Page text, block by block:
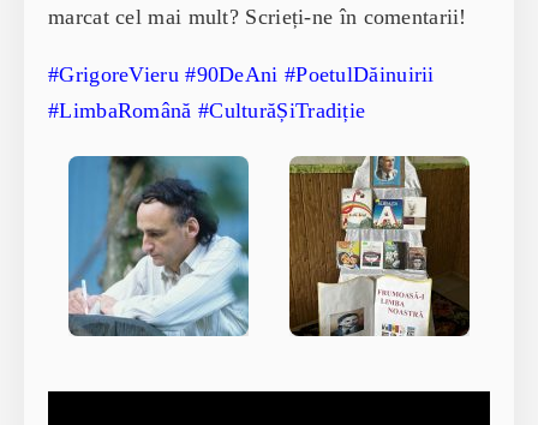
marcat cel mai mult? Scrieți-ne în comentarii!
#GrigoreVieru #90DeAni #PoetulDăinuirii
#LimbaRomână #CulturăȘiTradiție